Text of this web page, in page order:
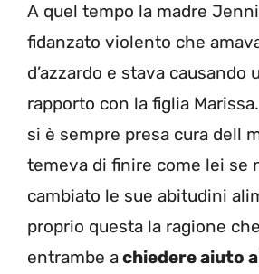
A quel tempo la madre
fidanzato violento che
d’azzardo e stava causando
rapporto con la figlia
si è sempre presa cura dell
temeva di finire come lei se
cambiato le sue abitudini
proprio questa la ragione
entrambe achiedere aiuto